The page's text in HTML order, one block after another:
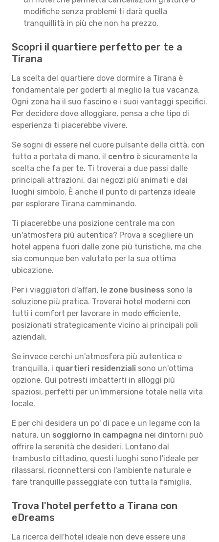
modifiche senza problemi ti darà quella
tranquillità in più che non ha prezzo.
Scopri il quartiere perfetto per te a
Tirana
La scelta del quartiere dove dormire a Tirana è
fondamentale per goderti al meglio la tua vacanza.
Ogni zona ha il suo fascino e i suoi vantaggi specifici.
Per decidere dove alloggiare, pensa a che tipo di
esperienza ti piacerebbe vivere.
Se sogni di essere nel cuore pulsante della città, con
tutto a portata di mano, il centro è sicuramente la
scelta che fa per te. Ti troverai a due passi dalle
principali attrazioni, dai negozi più animati e dai
luoghi simbolo. È anche il punto di partenza ideale
per esplorare Tirana camminando.
Ti piacerebbe una posizione centrale ma con
un'atmosfera più autentica? Prova a scegliere un
hotel appena fuori dalle zone più turistiche, ma che
sia comunque ben valutato per la sua ottima
ubicazione.
Per i viaggiatori d'affari, le zone business sono la
soluzione più pratica. Troverai hotel moderni con
tutti i comfort per lavorare in modo efficiente,
posizionati strategicamente vicino ai principali poli
aziendali.
Se invece cerchi un'atmosfera più autentica e
tranquilla, i quartieri residenziali sono un'ottima
opzione. Qui potresti imbatterti in alloggi più
spaziosi, perfetti per un'immersione totale nella vita
locale.
E per chi desidera un po' di pace e un legame con la
natura, un soggiorno in campagna nei dintorni può
offrire la serenità che desideri. Lontano dal
trambusto cittadino, questi luoghi sono l'ideale per
rilassarsi, riconnettersi con l'ambiente naturale e
fare tranquille passeggiate con tutta la famiglia.
Trova l'hotel perfetto a Tirana con
eDreams
La ricerca dell'hotel ideale non deve essere una